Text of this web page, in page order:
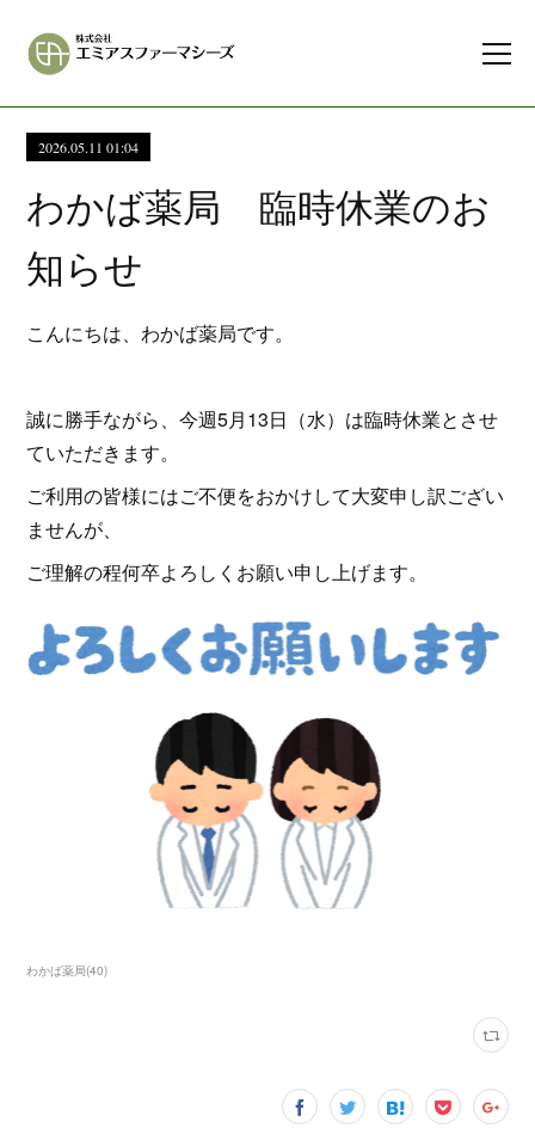
2026.05.11 01:04
わかば薬局 臨時休業のお
知らせ
こんにちは、わかば薬局です。
誠に勝手ながら、今週5月13日（水）は臨時休業とさせ
ていただきます。
ご利用の皆様にはご不便をおかけして大変申し訳ござい
ませんが、
ご理解の程何卒よろしくお願い申し上げます。
わかば薬局(40)